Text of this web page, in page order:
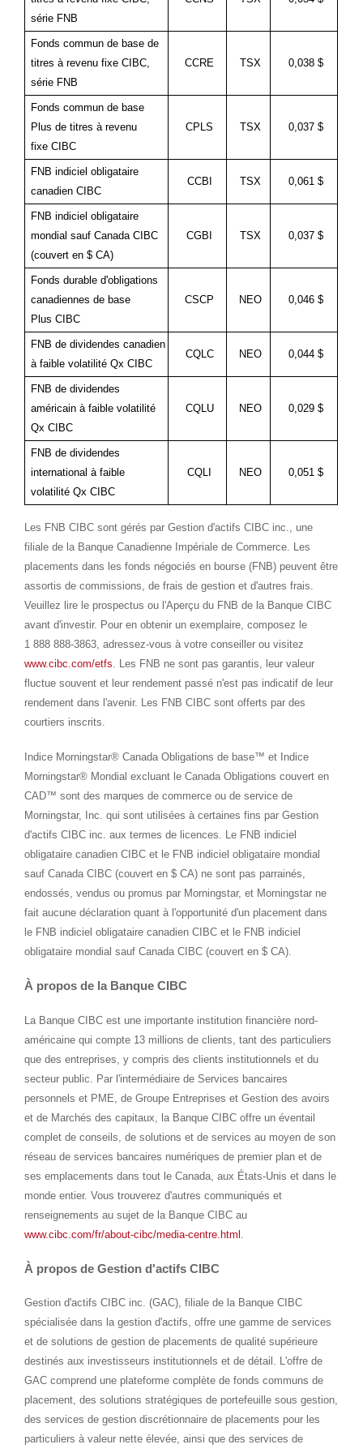
série FNB
Fonds commun de base de
titres à revenu fixe CIBC,
série FNB
CCRE TSX 0,038 $
Fonds commun de base
Plus de titres à revenu
fixe CIBC
CPLS TSX 0,037 $
FNB indiciel obligataire
canadien CIBC
CCBI TSX 0,061 $
FNB indiciel obligataire
mondial sauf Canada CIBC
(couvert en $ CA)
CGBI TSX 0,037 $
Fonds durable d'obligations
canadiennes de base
Plus CIBC
CSCP NEO 0,046 $
FNB de dividendes canadien
à faible volatilité Qx CIBC
CQLC NEO 0,044 $
FNB de dividendes
américain à faible volatilité
Qx CIBC
CQLU NEO 0,029 $
FNB de dividendes
international à faible
volatilité Qx CIBC
CQLI NEO 0,051 $
Les FNB CIBC sont gérés par Gestion d'actifs CIBC inc., une
filiale de la Banque Canadienne Impériale de Commerce. Les
placements dans les fonds négociés en bourse (FNB) peuvent être
assortis de commissions, de frais de gestion et d'autres frais.
Veuillez lire le prospectus ou l'Aperçu du FNB de la Banque CIBC
avant d'investir. Pour en obtenir un exemplaire, composez le
1 888 888-3863, adressez-vous à votre conseiller ou visitez
www.cibc.com/etfs. Les FNB ne sont pas garantis, leur valeur
fluctue souvent et leur rendement passé n'est pas indicatif de leur
rendement dans l'avenir. Les FNB CIBC sont offerts par des
courtiers inscrits.
Indice Morningstar® Canada Obligations de base™ et Indice
Morningstar® Mondial excluant le Canada Obligations couvert en
CAD™ sont des marques de commerce ou de service de
Morningstar, Inc. qui sont utilisées à certaines fins par Gestion
d'actifs CIBC inc. aux termes de licences. Le FNB indiciel
obligataire canadien CIBC et le FNB indiciel obligataire mondial
sauf Canada CIBC (couvert en $ CA) ne sont pas parrainés,
endossés, vendus ou promus par Morningstar, et Morningstar ne
fait aucune déclaration quant à l'opportunité d'un placement dans
le FNB indiciel obligataire canadien CIBC et le FNB indiciel
obligataire mondial sauf Canada CIBC (couvert en $ CA).
À propos de la Banque CIBC
La Banque CIBC est une importante institution financière nord-
américaine qui compte 13 millions de clients, tant des particuliers
que des entreprises, y compris des clients institutionnels et du
secteur public. Par l'intermédiaire de Services bancaires
personnels et PME, de Groupe Entreprises et Gestion des avoirs
et de Marchés des capitaux, la Banque CIBC offre un éventail
complet de conseils, de solutions et de services au moyen de son
réseau de services bancaires numériques de premier plan et de
ses emplacements dans tout leCanada , aux États-Unis et dans le
monde entier. Vous trouverez d'autres communiqués et
renseignements au sujet de la Banque CIBC au
www.cibc.com/fr/about-cibc/media-centre.html
À propos de Gestion d'actifs CIBC
Gestion d'actifs CIBC inc. (GAC), filiale de la Banque CIBC
spécialisée dans la gestion d'actifs, offre une gamme de services
et de solutions de gestion de placements de qualité supérieure
destinés aux investisseurs institutionnels et de détail. L'offre de
GAC comprend une plateforme complète de fonds communs de
placement, des solutions stratégiques de portefeuille sous gestion,
des services de gestion discrétionnaire de placements pour les
particuliers à valeur nette élevée, ainsi que des services de